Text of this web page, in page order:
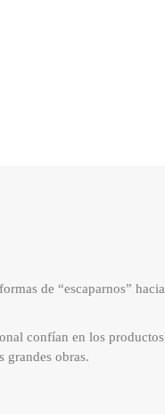
de “escaparnos” hacia
confían en los productos
grandes obras.